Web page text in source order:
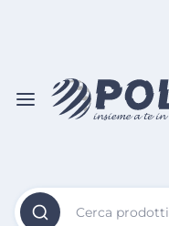
Cerca prodotti